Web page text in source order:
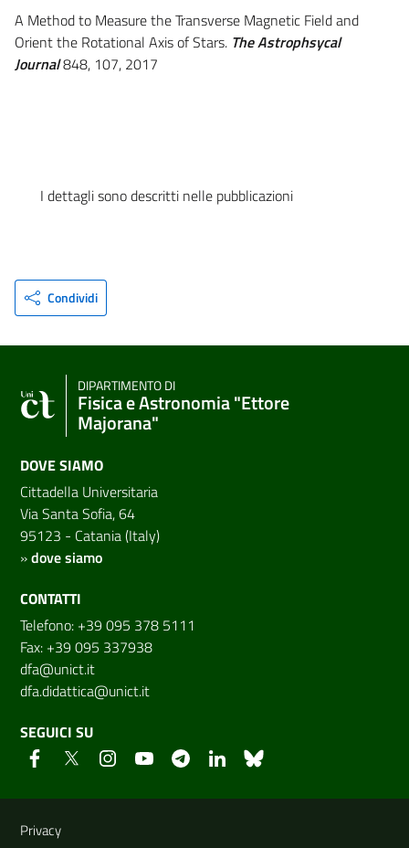
A Method to Measure the Transverse Magnetic Field and
Orient the Rotational Axis of Stars. The Astrophsycal
Journal848, 107, 2017
I dettagli sono descritti nelle pubblicazioni
Condividi
DIPARTIMENTO DI
Fisica e Astronomia "Ettore
Majorana"
DOVE SIAMO
Cittadella Universitaria
Via Santa Sofia, 64
95123 - Catania (Italy)
»dove siamo
CONTATTI
Telefono: +39 095 378 5111
Fax: +39 095 337938
dfa@unict.it
dfa.didattica@unict.it
SEGUICI SU
Link e informazioni utili
Privacy